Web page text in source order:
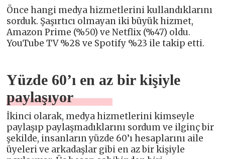
Önce hangi medya hizmetlerini kullandıklarını
sorduk. Şaşırtıcı olmayan iki büyük hizmet,
Amazon Prime (%50) ve Netflix (%47) oldu.
YouTube TV %28 ve Spotify %23 ile takip etti.
Yüzde 60’ı en az bir kişiyle
paylaşıyor
İkinci olarak, medya hizmetlerini kimseyle
paylaşıp paylaşmadıklarını sordum ve ilginç bir
şekilde, insanların yüzde 60’ı hesaplarını aile
üyeleri ve arkadaşlar gibi en az bir kişiyle